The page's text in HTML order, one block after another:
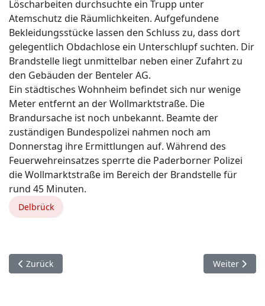
Löscharbeiten durchsuchte ein Trupp unter
Atemschutz die Räumlichkeiten. Aufgefundene
Bekleidungsstücke lassen den Schluss zu, dass dort
gelegentlich Obdachlose ein Unterschlupf suchten. Dir
Brandstelle liegt unmittelbar neben einer Zufahrt zu
den Gebäuden der Benteler AG.
Ein städtisches Wohnheim befindet sich nur wenige
Meter entfernt an der Wollmarktstraße. Die
Brandursache ist noch unbekannt. Beamte der
zuständigen Bundespolizei nahmen noch am
Donnerstag ihre Ermittlungen auf. Während des
Feuerwehreinsatzes sperrte die Paderborner Polizei
die Wollmarktstraße im Bereich der Brandstelle für
rund 45 Minuten.
Delbrück
Vorheriger Beitrag: 14. November. Paderborn.
Zurück Nächster
Weiter